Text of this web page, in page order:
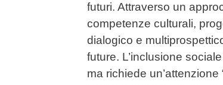
futuri. Attraverso un
competenze culturali,
dialogico e
future. L’inclusione
ma richiede